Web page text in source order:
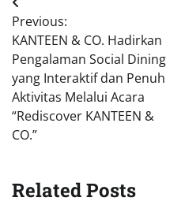
Post
navigation
Previous:
KANTEEN & CO. Hadirkan
Pengalaman Social Dining
yang Interaktif dan Penuh
Aktivitas Melalui Acara
“Rediscover KANTEEN &
CO.”
Related Posts